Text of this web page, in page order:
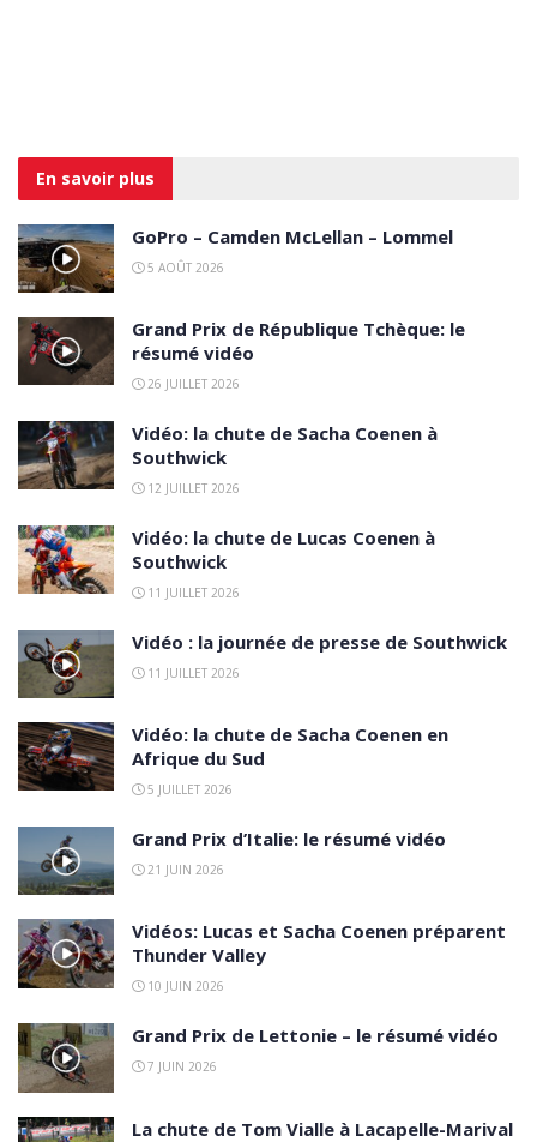
En savoir plus
GoPro – Camden McLellan – Lommel
5 AOÛT 2026
Grand Prix de République Tchèque: le
résumé vidéo
26 JUILLET 2026
Vidéo: la chute de Sacha Coenen à
Southwick
12 JUILLET 2026
Vidéo: la chute de Lucas Coenen à
Southwick
11 JUILLET 2026
Vidéo : la journée de presse de Southwick
11 JUILLET 2026
Vidéo: la chute de Sacha Coenen en
Afrique du Sud
5 JUILLET 2026
Grand Prix d’Italie: le résumé vidéo
21 JUIN 2026
Vidéos: Lucas et Sacha Coenen préparent
Thunder Valley
10 JUIN 2026
Grand Prix de Lettonie – le résumé vidéo
7 JUIN 2026
La chute de Tom Vialle à Lacapelle-Marival